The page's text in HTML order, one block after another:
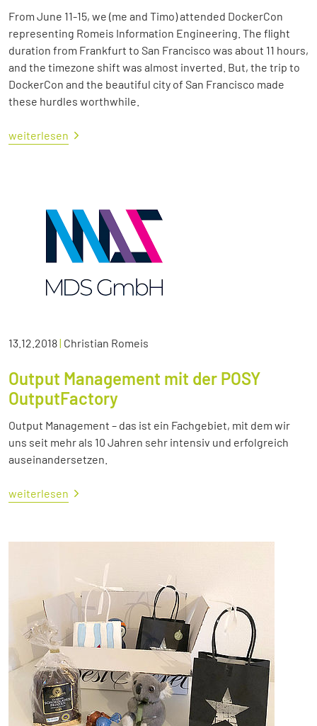
From June 11-15, we (me and Timo) attended DockerCon
representing Romeis Information Engineering. The flight
duration from Frankfurt to San Francisco was about 11 hours,
and the timezone shift was almost inverted. But, the trip to
DockerCon and the beautiful city of San Francisco made
these hurdles worthwhile.
weiterlesen
13.12.2018| Christian Romeis
Output Management mit der POSY
OutputFactory
Output Management – das ist ein Fachgebiet, mit dem wir
uns seit mehr als 10 Jahren sehr intensiv und erfolgreich
auseinandersetzen.
weiterlesen